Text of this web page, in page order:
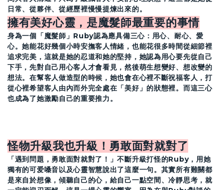
日常、從夥伴、從經歷裡慢慢提煉出來的。
擁有美好心靈，是魔髮師最重要的事情
身為一個「魔髮師」Ruby認為應具備三心：用心、耐心、愛
心。她能花好幾個小時安撫客人情緒，也能花很多時間從細節裡
追求完美，這就是她的忍道和她的堅持，她認為用心要先從自己
下手，先對自己用心客人才會看見，然後萌生想變好、想改變的
想法。在幫客人做造型的時候，她也會在心裡不斷祝福客人，打
從心裡希望客人由內而外完全處在「美好」的狀態裡。而這三心
也成為了她激勵自己的重要推力。
怪物升級我也升級！勇敢面對就對了
「遇到問題，勇敢面對就對了！」不斷升級打怪的Ruby，用她
獨有的可爱嗓音以及心靈智慧說出了這麼一句。其實所有難關都
是來自於想像，傾聽自己的心，給自己一點空間、冷靜思考，就